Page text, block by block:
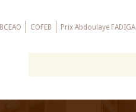
COFEB Prix Abdoulaye FADIGA